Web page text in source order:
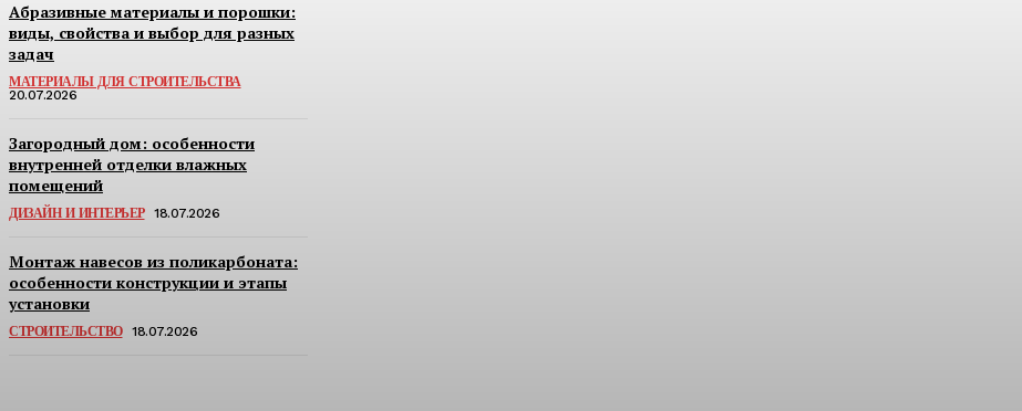
Абразивные материалы и порошки:
виды, свойства и выбор для разных
задач
МАТЕРИАЛЫ ДЛЯ СТРОИТЕЛЬСТВА
20.07.2026
Загородный дом: особенности
внутренней отделки влажных
помещений
ДИЗАЙН И ИНТЕРЬЕР 18.07.2026
Монтаж навесов из поликарбоната:
особенности конструкции и этапы
установки
СТРОИТЕЛЬСТВО 18.07.2026